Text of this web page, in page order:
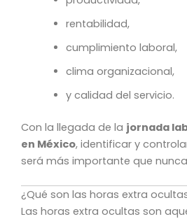
rentabilidad,
cumplimiento laboral,
clima organizacional,
y calidad del servicio.
Con la llegada de la jornada
en México, identificar y
será más importante que
¿Qué son las horas extra
Las horas extra ocultas son